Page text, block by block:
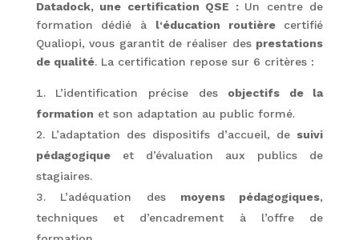
Datadock, une certification QSE : Un centre de
formation dédié à l‘éducation routièrecertifié
Qualiopi, vous garantit de réaliser des prestations
de qualité. La certification repose sur 6 critères :
L’identification précise des objectifs de la
formation et son adaptation au public formé.
L’adaptation des dispositifs d’accueil, de suivi
pédagogiqueet d’évaluation aux publics de
stagiaires.
L’adéquation des moyens pédagogiques,
techniques et d’encadrement à l’offre de